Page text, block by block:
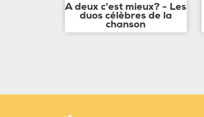
A deux c'est mieux? - Les
duos célèbres de la
chanson